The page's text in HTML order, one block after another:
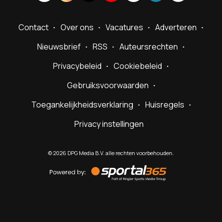
Contact Over ons Vacatures
Adverteren
Nieuwsbrief
RSS
Auteursrechten
Privacybeleid
Cookiebeleid
Gebruiksvoorwaarden
Toegankelijkheidsverklaring
Huisregels
Privacy instellingen
©2026 DPG Media B.V. alle rechten voorbehouden.
by
Sportal365